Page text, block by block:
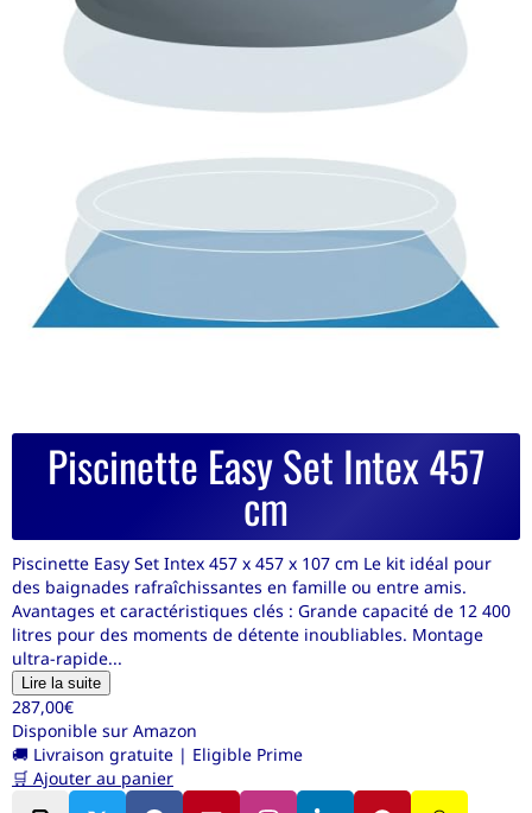
Piscinette Easy Set Intex 457
cm
Piscinette Easy Set Intex 457 x 457 x 107 cm Le kit idéal pour
des baignades rafraîchissantes en famille ou entre amis.
Avantages et caractéristiques clés : Grande capacité de 12 400
litres pour des moments de détente inoubliables. Montage
ultra-rapide...
Lire la suite
287,00€
Disponible sur Amazon
🚚 Livraison gratuite | Eligible Prime
🛒 Ajouter au panier